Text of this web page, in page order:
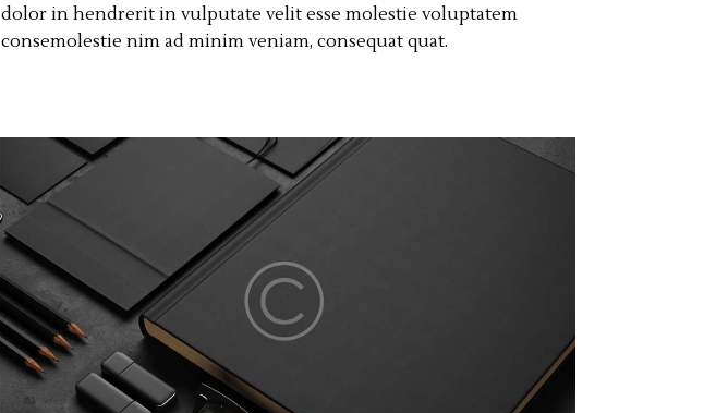
dolor in hendrerit in vulputate velit esse molestie voluptatem
consemolestie nim ad minim veniam, consequat quat.